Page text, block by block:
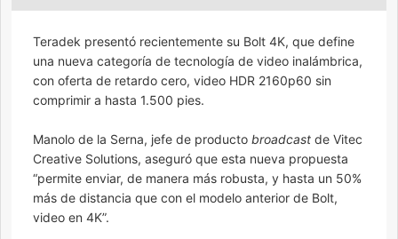
Teradek presentó recientemente su Bolt 4K, que define
una nueva categoría de tecnología de video inalámbrica,
con oferta de retardo cero, video HDR 2160p60 sin
comprimir a hasta 1.500 pies.
Manolo de la Serna, jefe de producto broadcast de Vitec
Creative Solutions, aseguró que esta nueva propuesta
“permite enviar, de manera más robusta, y hasta un 50%
más de distancia que con el modelo anterior de Bolt,
video en 4K”.